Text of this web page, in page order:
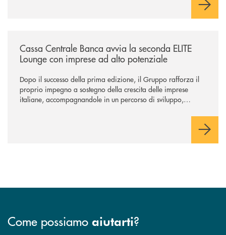
Cassa Centrale Banca avvia la seconda ELITE
Lounge con imprese ad alto potenziale
Dopo il successo della prima edizione, il Gruppo rafforza il
proprio impegno a sostegno della crescita delle imprese
italiane, accompagnandole in un percorso di sviluppo,
Come possiamo aiutarti?